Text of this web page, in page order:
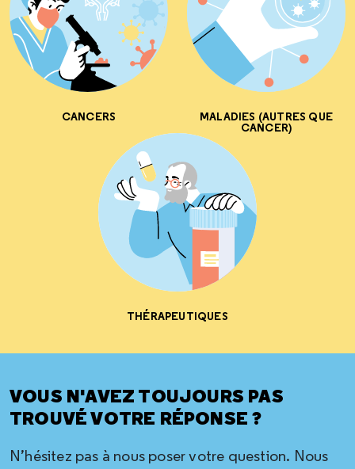
CANCERS MALADIES (AUTRES QUE
CANCER)
THÉRAPEUTIQUES
VOUS N'AVEZ TOUJOURS PAS
TROUVÉ VOTRE RÉPONSE ?
N’hésitez pas à nous poser votre question. Nous